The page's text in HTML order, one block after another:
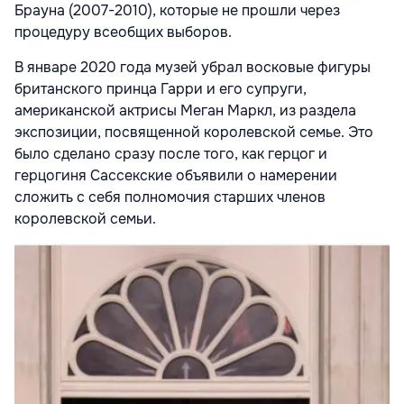
Брауна (2007-2010), которые не прошли через
процедуру всеобщих выборов.
В январе 2020 года музей убрал восковые фигуры
британского принца Гарри и его супруги,
американской актрисы Меган Маркл, из раздела
экспозиции, посвященной королевской семье. Это
было сделано сразу после того, как герцог и
герцогиня Сассекские объявили о намерении
сложить с себя полномочия старших членов
королевской семьи.